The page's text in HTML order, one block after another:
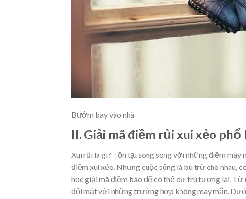
Bướm bay vào nhà
II. Giải mã điềm rủi xui xẻo phổ
Xui rủi là gì? Tồn tại song song với những điềm may
điềm xui xẻo. Nhưng cuộc sống là bù trừ cho nhau,
học giải mã điềm báo để có thể dự trù tương lai. Từ
đối mặt với những trường hợp không may mắn.